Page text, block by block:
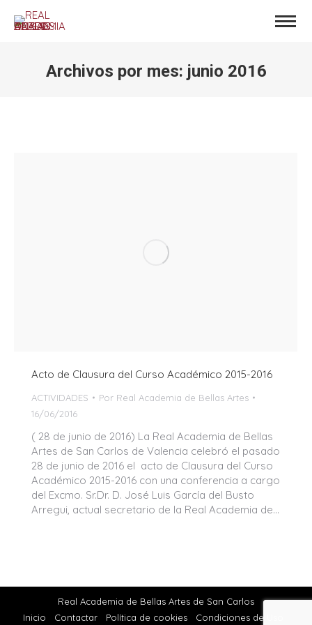
Archivos por mes: junio 2016
Acto de Clausura del Curso Académico 2015-2016
ACTIVIDADES Por Real Academia de Bellas Artes
16/06/2016
( 28 de junio de 2016) La Real Academia de Bellas
Artes de San Carlos de Valencia celebró el pasado
28 de junio de 2016 el acto de Clausura del Curso
Académico 2015-2016 con una conferencia a cargo
del Excmo. Sr.Dr. D. José Luis García del Busto
Arregui, actual secretario de la Real Academia de…
Real Academia de Bellas Artes de San Carlos
Inicio
Contactar Política de cookies Condiciones de Uso